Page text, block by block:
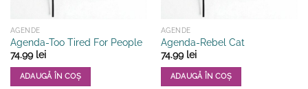
AGENDE
Agenda-Too Tired For People
74.99 lei
ADAUGĂ ÎN COȘ
AGENDE
Agenda-Rebel Cat
74.99 lei
ADAUGĂ ÎN COȘ